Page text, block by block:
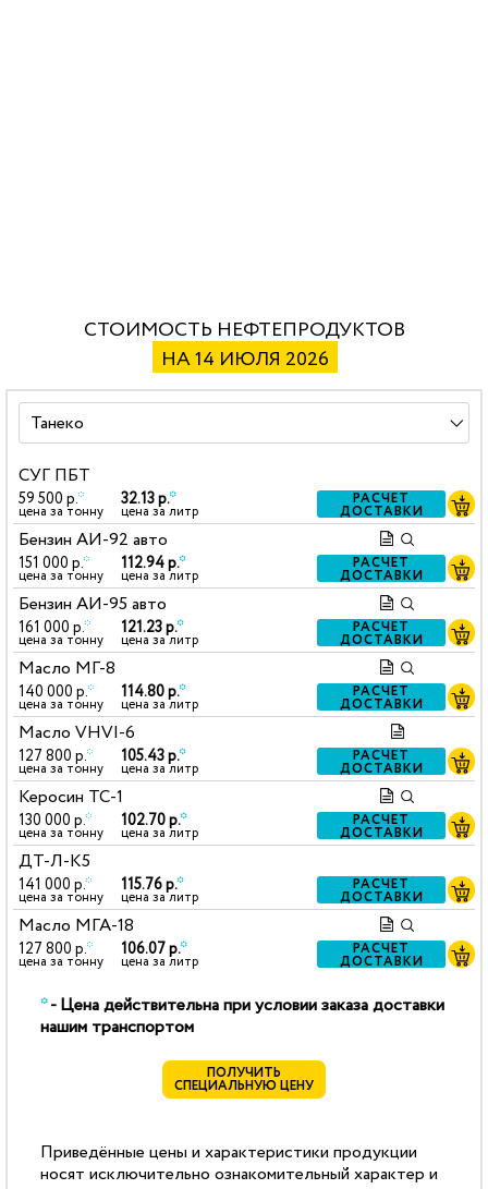
СТОИМОСТЬ НЕФТЕПРОДУКТОВ
НА 14 ИЮЛЯ 2026
СУГ ПБТ
59 500 р.*
цена за тонну
32.13 р.*
цена за литр
РАСЧЕТ
ДОСТАВКИ
Бензин АИ-92 авто
151 000 р.*
цена за тонну
112.94 р.*
цена за литр
РАСЧЕТ
ДОСТАВКИ
Бензин АИ-95 авто
161 000 р.*
цена за тонну
121.23 р.*
цена за литр
РАСЧЕТ
ДОСТАВКИ
Масло МГ-8
140 000 р.*
цена за тонну
114.80 р.*
цена за литр
РАСЧЕТ
ДОСТАВКИ
Масло VHVI-6
127 800 р.*
цена за тонну
105.43 р.*
цена за литр
РАСЧЕТ
ДОСТАВКИ
Керосин ТС-1
130 000 р.*
цена за тонну
102.70 р.*
цена за литр
РАСЧЕТ
ДОСТАВКИ
ДТ-Л-К5
141 000 р.*
цена за тонну
115.76 р.*
цена за литр
РАСЧЕТ
ДОСТАВКИ
Масло МГА-18
127 800 р.*
цена за тонну
106.07 р.*
цена за литр
РАСЧЕТ
ДОСТАВКИ
*- Цена действительна при условии заказа доставки
нашим транспортом
ПОЛУЧИТЬ
СПЕЦИАЛЬНУЮ ЦЕНУ
Приведённые цены и характеристики продукции
носят исключительно ознакомительный характер и